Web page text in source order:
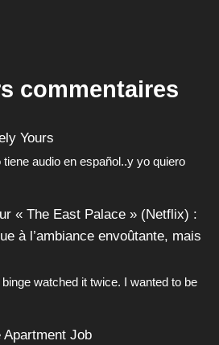
commentaires
Yours
audio en español..y yo quiero
« The East Palace » (Netflix) :
à l’ambiance envoûtante, mais
watched it twice. I wanted to be
Apartment Job